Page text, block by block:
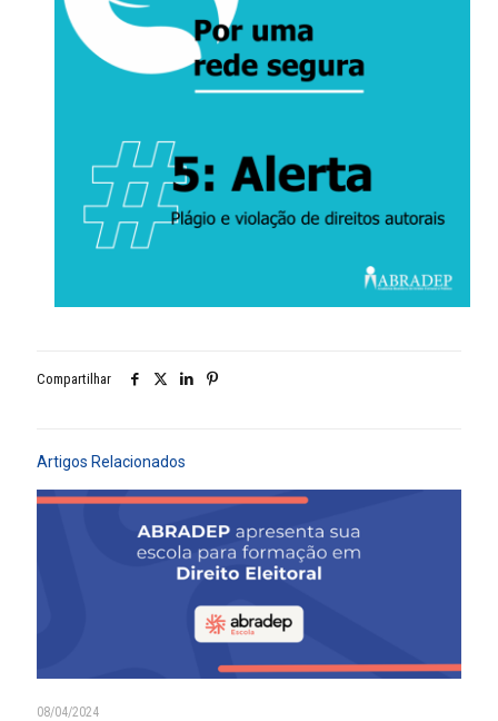
Compartilhar
Artigos Relacionados
08/04/2024